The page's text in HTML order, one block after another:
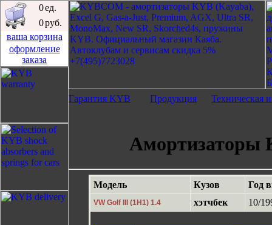
0ед.
0руб.
ваша корзина
оформление
заказа
Гарантия KYB Продукция Техническая
Амортизаторы
Модель Кузов Год
VW Golf III (1H1) 1.4 хэтчбек 10/